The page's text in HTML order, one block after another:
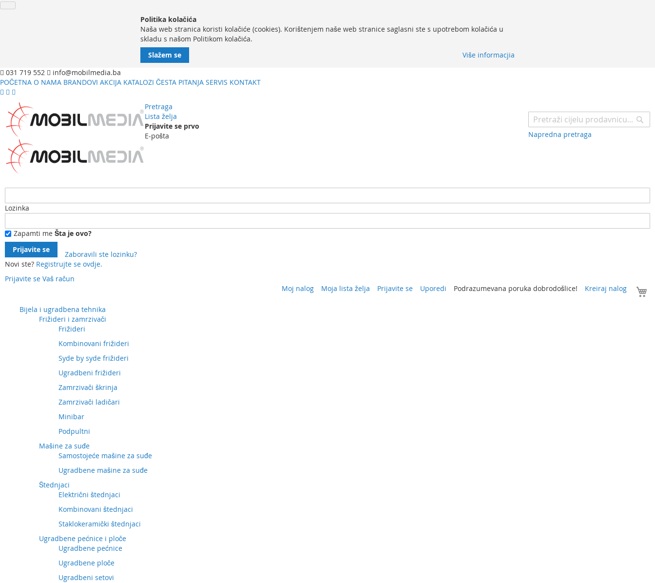
Politika kolačića
Naša web stranica koristi kolačiće (cookies). Korištenjem naše web stranice saglasni ste s upotrebom kolačića u
skladu s našom Politikom kolačića.
Više informacjia
Slažem se
031 719 552
info@mobilmedia.ba
POČETNA O NAMA BRANDOVI AKCIJA KATALOZI ČESTA PITANJA SERVIS KONTAKT
Pretraga
Napredna pretraga
Lista želja
Prijavite se prvo
E-pošta
Lozinka
Zapamti me Šta je ovo?
Prijavite se
Zaboravili ste lozinku?
Novi ste? Registrujte se ovdje.
Prijavite se Vaš račun
Moj nalog Moja lista želja Prijavite se Uporedi Podrazumevana poruka dobrodošlice! Kreiraj nalog
sadržajBijela i ugradbena tehnika
Frižideri i zamrzivači
Frižideri
Kombinovani frižideri
Syde by syde frižideri
Ugradbeni frižideri
Zamrzivači škrinja
Zamrzivači ladičari
Minibar
Podpultni
Mašine za suđe
Samostojeće mašine za suđe
Ugradbene mašine za suđe
Štednjaci
Električni štednjaci
Kombinovani štednjaci
Staklokeramički štednjaci
Ugradbene pećnice i ploče
Ugradbene pećnice
Ugradbene ploče
Ugradbeni setovi